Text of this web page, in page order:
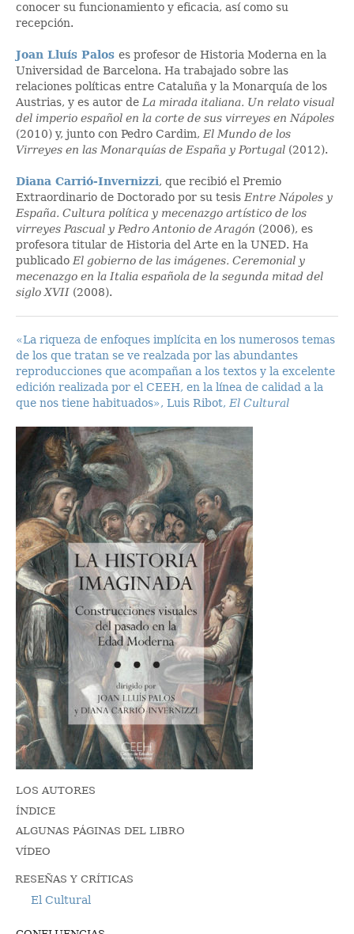
conocer su funcionamiento y eficacia, así como su
recepción.
Joan Lluís Palos es profesor de Historia Moderna en la
Universidad de Barcelona. Ha trabajado sobre las
relaciones políticas entre Cataluña y la Monarquía de los
Austrias, y es autor de La mirada italiana. Un relato visual
del imperio español en la corte de sus virreyes en Nápoles
(2010) y, junto con Pedro Cardim, El Mundo de los
Virreyes en las Monarquías de España y Portugal (2012).
Diana Carrió-Invernizzi, que recibió el Premio
Extraordinario de Doctorado por su tesis Entre Nápoles y
España. Cultura política y mecenazgo artístico de los
virreyes Pascual y Pedro Antonio de Aragón (2006), es
profesora titular de Historia del Arte en la UNED. Ha
publicado El gobierno de las imágenes. Ceremonial y
mecenazgo en la Italia española de la segunda mitad del
siglo XVII (2008).
«La riqueza de enfoques implícita en los numerosos temas
de los que tratan se ve realzada por las abundantes
reproducciones que acompañan a los textos y la excelente
edición realizada por el CEEH, en la línea de calidad a la
que nos tiene habituados», Luis Ribot, El Cultural
LOS AUTORES
ÍNDICE
ALGUNAS PÁGINAS DEL LIBRO
VÍDEO
RESEÑAS Y CRÍTICAS
El Cultural